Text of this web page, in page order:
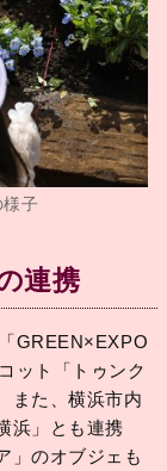
様子
連携
GREEN×EXPO
ット「トゥンク
また、横浜市内
浜」とも連携
」のオブジェも